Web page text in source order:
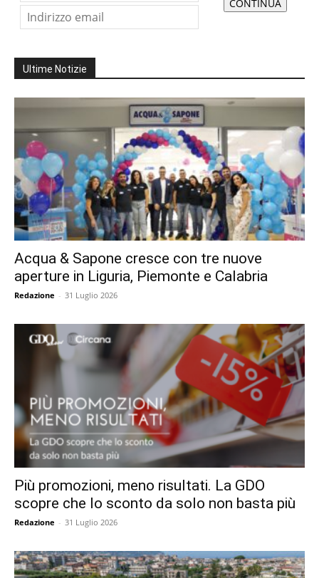
Ultime Notizie
Acqua & Sapone cresce con tre nuove
aperture in Liguria, Piemonte e Calabria
Redazione - 31 Luglio 2026
Più promozioni, meno risultati. La GDO
scopre che lo sconto da solo non basta più
Redazione - 31 Luglio 2026